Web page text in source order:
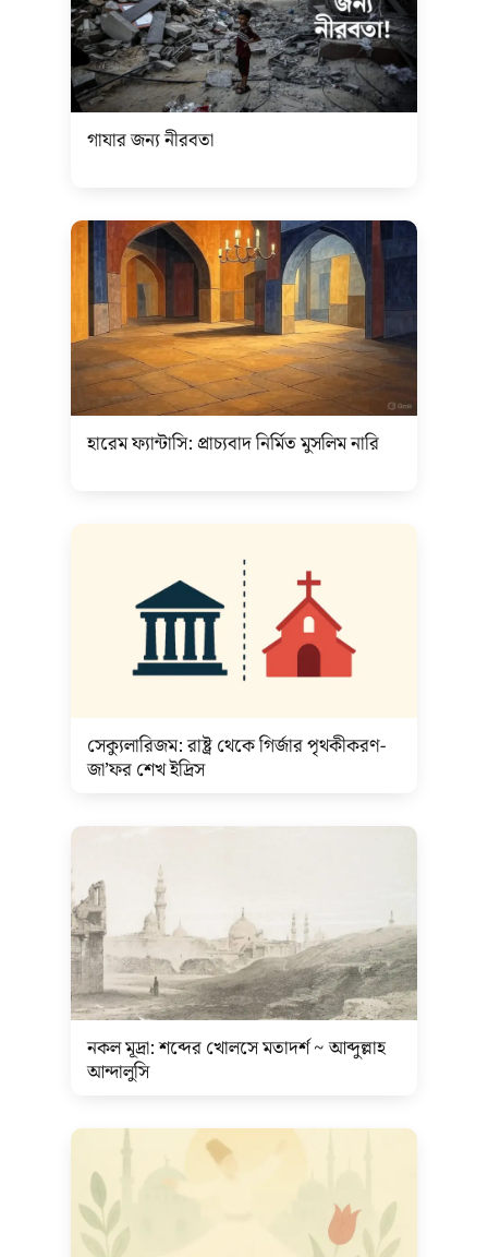
গাযার জন্য নীরবতা
হারেম ফ্যান্টাসি: প্রাচ্যবাদ নির্মিত মুসলিম নারি
সেক্যুলারিজম: রাষ্ট্র থেকে গির্জার পৃথকীকরণ-
জা’ফর শেখ ইদ্রিস
নকল মূদ্রা: শব্দের খোলসে মতাদর্শ ~ আব্দুল্লাহ
আন্দালুসি